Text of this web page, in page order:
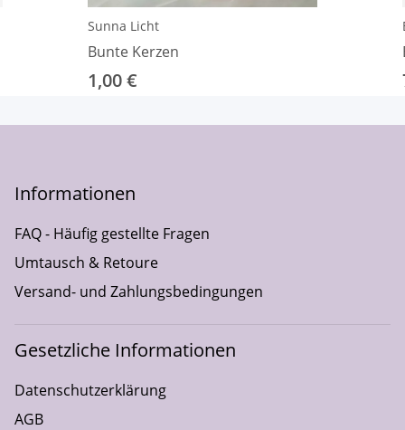
Sunna Licht
Bunte Kerzen
1,00 €
Informationen
FAQ - Häufig gestellte Fragen
Umtausch & Retoure
Versand- und Zahlungsbedingungen
Gesetzliche Informationen
Datenschutzerklärung
AGB